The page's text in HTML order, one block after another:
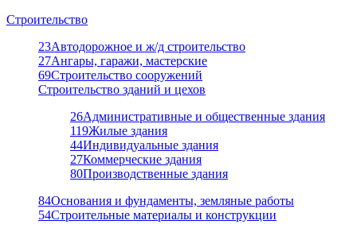
Строительство
23Автодорожное и ж/д строительство
27Ангары, гаражи, мастерские
69Строительство сооружений
Строительство зданий и цехов
26Административные и общественные здания
119Жилые здания
44Индивидуальные здания
27Коммерческие здания
80Производственные здания
84Основания и фундаменты, земляные работы
54Строительные материалы и конструкции